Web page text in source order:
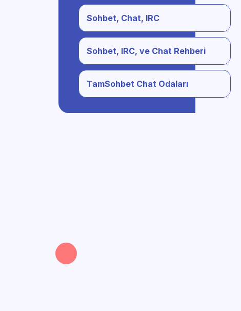
Sohbet, Chat, IRC
Sohbet, IRC, ve Chat Rehberi
TamSohbet Chat Odaları